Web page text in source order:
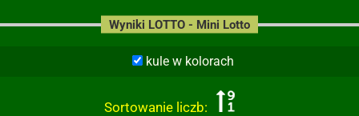
kule w kolorach
Sortowanie liczb:
Wyniki LOTTO - Mini Lotto